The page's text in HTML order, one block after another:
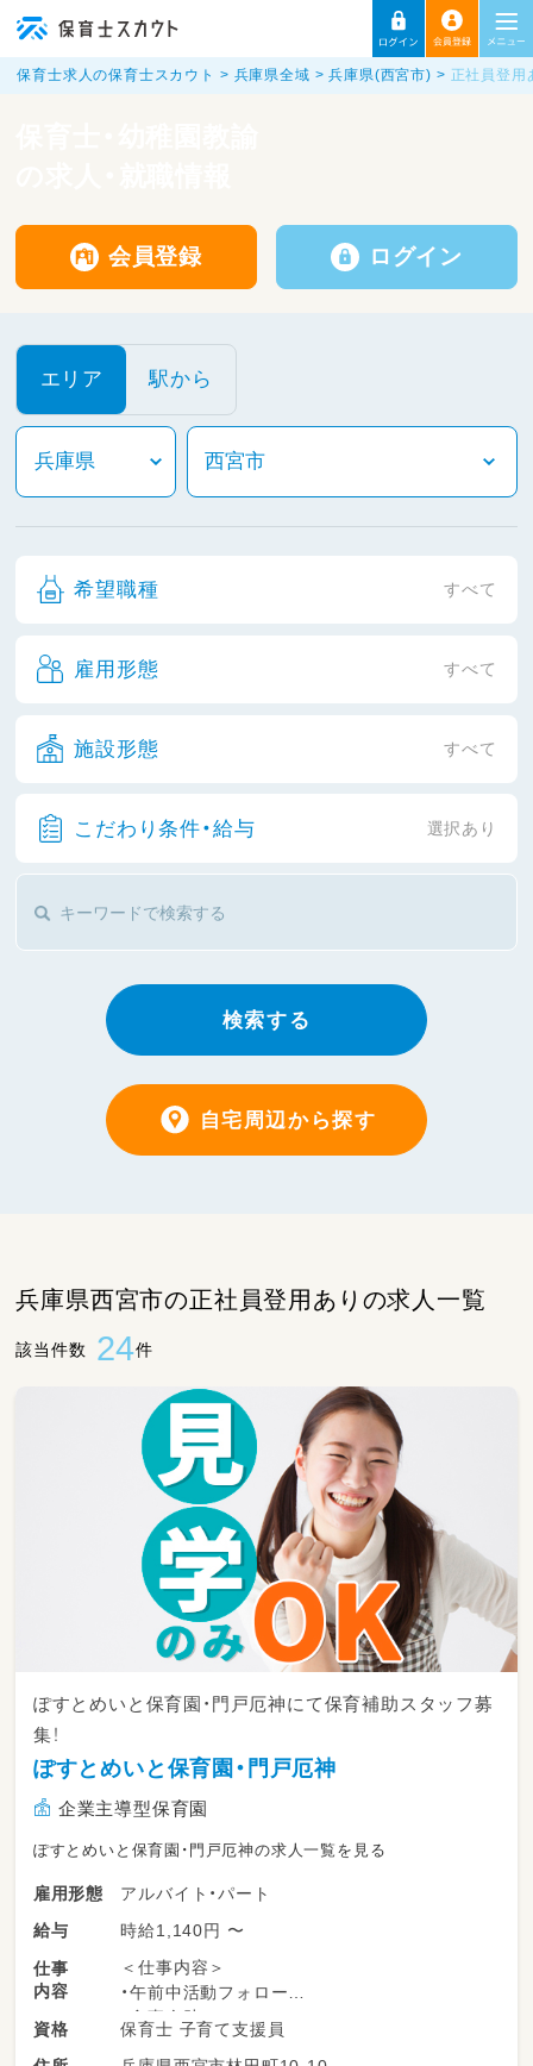
保育士求人の保育士スカウト 兵庫県全域 兵庫県(西宮市) 正社員登用
会員登録 ログイン
エリア 駅から
希望職種 すべて
雇用形態 すべて
施設形態 すべて
こだわり条件・給与 選択あり
検索する
自宅周辺から探す
兵庫県西宮市の正社員登用ありの求人一覧
該当件数 24件
ぽすとめいと保育園・門戸厄神にて保育補助スタッフ募
集！
ぽすとめいと保育園・門戸厄神
企業主導型保育園
ぽすとめいと保育園・門戸厄神の求人一覧を見る
雇用形態
アルバイト・パート
給与
時給1,140円 〜
仕事
内容
＜仕事内容＞
・午前中活動フォロー
・食事介助
・お昼寝チェック
資格
保育士 子育て支援員